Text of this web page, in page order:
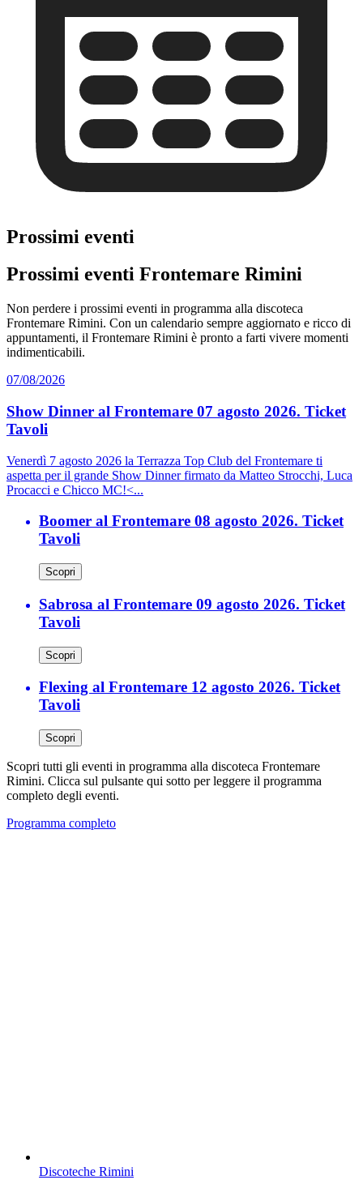
Prossimi eventi
Prossimi eventi Frontemare Rimini
Non perdere i prossimi eventi in programma alla discoteca
Frontemare Rimini. Con un calendario sempre aggiornato e ricco di
appuntamenti, il Frontemare Rimini è pronto a farti vivere momenti
indimenticabili.
07/08/2026
Show Dinner al Frontemare 07 agosto 2026. Ticket
Tavoli
Venerdì 7 agosto 2026 la Terrazza Top Club del Frontemare ti
aspetta per il grande Show Dinner firmato da Matteo Strocchi, Luca
Procacci e Chicco MC!<...
Boomer al Frontemare 08 agosto 2026. Ticket
Tavoli
Scopri
Sabrosa al Frontemare 09 agosto 2026. Ticket
Tavoli
Scopri
Flexing al Frontemare 12 agosto 2026. Ticket
Tavoli
Scopri
Scopri tutti gli eventi in programma alla discoteca Frontemare
Rimini. Clicca sul pulsante qui sotto per leggere il programma
completo degli eventi.
Programma completo
Discoteche Rimini